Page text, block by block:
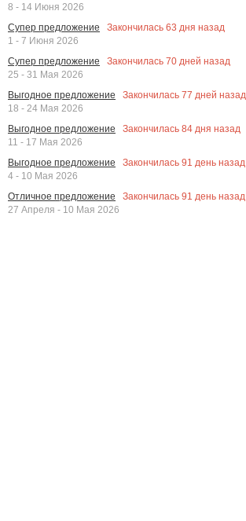
8 - 14 Июня 2026
Супер предложение
Закончилась 63 дня назад
1 - 7 Июня 2026
Супер предложение
Закончилась 70 дней назад
25 - 31 Мая 2026
Выгодное предложение
Закончилась 77 дней назад
18 - 24 Мая 2026
Выгодное предложение
Закончилась 84 дня назад
11 - 17 Мая 2026
Выгодное предложение
Закончилась 91 день назад
4 - 10 Мая 2026
Отличное предложение
Закончилась 91 день назад
27 Апреля - 10 Мая 2026